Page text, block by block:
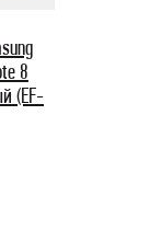
8
(EF-